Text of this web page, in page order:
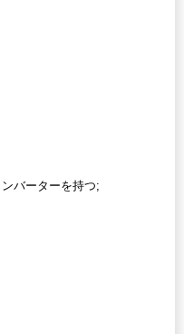
バーターを持つ;